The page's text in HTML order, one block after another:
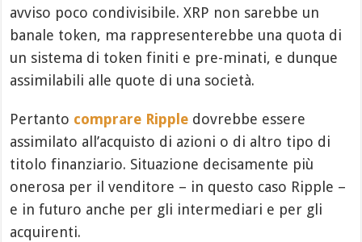
avviso poco condivisibile. XRP non sarebbe un
banale token, ma rappresenterebbe una quota di
un sistema di token finiti e pre-minati, e dunque
assimilabili alle quote di una società.
Pertanto comprare Ripple dovrebbe essere
assimilato all’acquisto di azioni o di altro tipo di
titolo finanziario. Situazione decisamente più
onerosa per il venditore – in questo caso Ripple –
e in futuro anche per gli intermediari e per gli
acquirenti.